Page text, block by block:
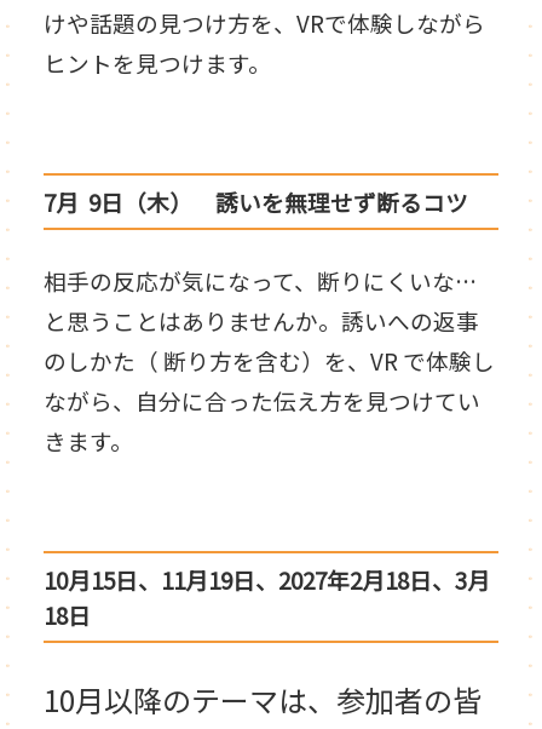
けや話題の見つけ方を、VRで体験しながら
ヒントを見つけます。
7月 9日（木） 誘いを無理せず断るコツ
相手の反応が気になって、断りにくいな…
と思うことはありませんか。誘いへの返事
のしかた（ 断り方を含む）を、VR で体験し
ながら、自分に合った伝え方を見つけてい
きます。
10月15日、11月19日、2027年2月18日、3月
18日
10月以降のテーマは、参加者の皆